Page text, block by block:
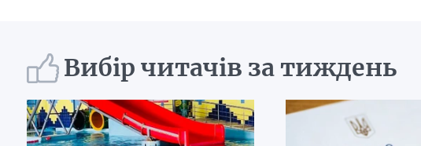
Вибір читачів за тиждень